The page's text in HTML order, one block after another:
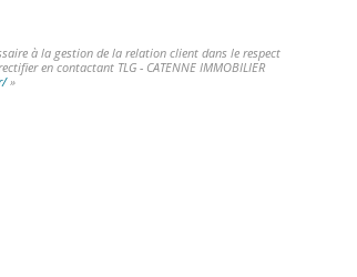
à la gestion de la relation client dans le respect
en contactant TLG - CATENNE IMMOBILIER
»